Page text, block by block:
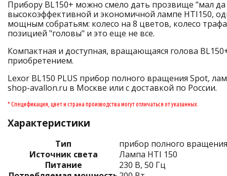
Прибору BL150+ можно смело дать прозвище "мал да
высокоэффективной и экономичной лампе HTI150,
мощным собратьям: колесо на 8 цветов, колесо
позицией "головы" и это еще не все.
Компактная и доступная, вращающаяся голова
приобретением.
Lexor BL150 PLUS прибор полного вращения Spot,
shop-avallon.ru в Москве или с доставкой по России.
* Спецификация, цвет и страна производства могут отличаться от указанных.
Характеристики
Тип
прибор полного
Источник света
Лампа HTI 150
Питание
230 В, 50 Гц